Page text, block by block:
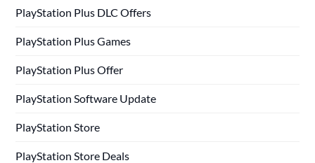
PlayStation Plus DLC Offers
PlayStation Plus Games
PlayStation Plus Offer
PlayStation Software Update
PlayStation Store
PlayStation Store Deals